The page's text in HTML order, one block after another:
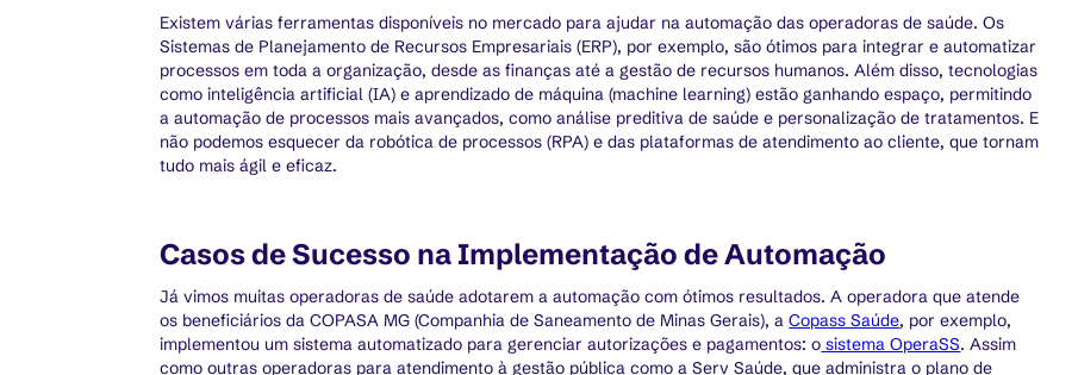
Existem várias ferramentas disponíveis no mercado para ajudar na automação das operadoras de saúde. Os
Sistemas de Planejamento de Recursos Empresariais (ERP), por exemplo, são ótimos para integrar e automatizar
processos em toda a organização, desde as finanças até a gestão de recursos humanos. Além disso, tecnologias
como inteligência artificial (IA) e aprendizado de máquina (machine learning) estão ganhando espaço, permitindo
a automação de processos mais avançados, como análise preditiva de saúde e personalização de tratamentos. E
não podemos esquecer da robótica de processos (RPA) e das plataformas de atendimento ao cliente, que tornam
tudo mais ágil e eficaz.
Casos de Sucesso na Implementação de Automação
Já vimos muitas operadoras de saúde adotarem a automação com ótimos resultados. A operadora que atende
os beneficiários da COPASA MG (Companhia de Saneamento de Minas Gerais), aCopass Saúde, por exemplo,
implementou um sistema automatizado para gerenciar autorizações e pagamentos: o sistema OperaSS. Assim
como outras operadoras para atendimento à gestão pública como a Serv Saúde, que administra o plano de